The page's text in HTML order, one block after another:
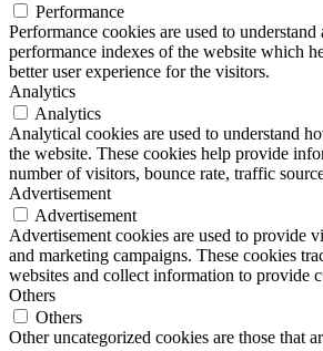
Performance
Performance cookies are used to
performance indexes of the website which
better user experience for the visitors.
Analytics
Analytics
Analytical cookies are used to understand
the website. These cookies help provide
number of visitors, bounce rate, traffic
Advertisement
Advertisement
Advertisement cookies are used to provide
and marketing campaigns. These cookies
websites and collect information to provide
Others
Others
Other uncategorized cookies are those that